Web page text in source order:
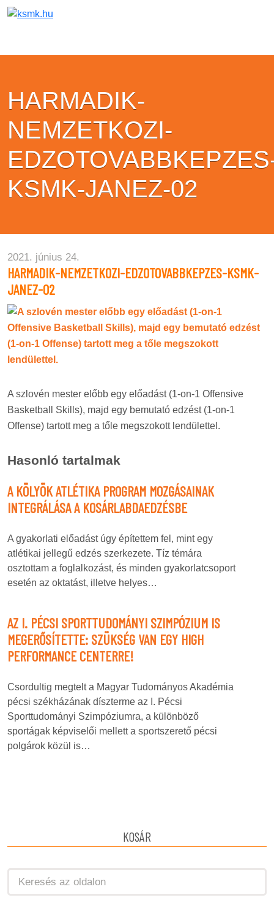
HARMADIK-
NEMZETKOZI-
KSMK-JANEZ-02
2021. június 24.
HARMADIK-NEMZETKOZI-EDZOTOVABBKEPZES-KSMK-
JANEZ-02
A szlovén mester előbb egy előadást (1-on-1 Offensive
Basketball Skills), majd egy bemutató edzést (1-on-1
Offense) tartott meg a tőle megszokott lendülettel.
Hasonló tartalmak
A KÖLYÖK ATLÉTIKA PROGRAM MOZGÁSAINAK
INTEGRÁLÁSA A KOSÁRLABDAEDZÉSBE
A gyakorlati előadást úgy építettem fel, mint egy
atlétikai jellegű edzés szerkezete. Tíz témára
osztottam a foglalkozást, és minden gyakorlatcsoport
esetén az oktatást, illetve helyes…
AZ I. PÉCSI SPORTTUDOMÁNYI SZIMPÓZIUM IS
MEGERŐSÍTETTE: SZÜKSÉG VAN EGY HIGH
PERFORMANCE CENTERRE!
Csordultig megtelt a Magyar Tudományos Akadémia
pécsi székházának díszterme az I. Pécsi
Sporttudományi Szimpóziumra, a különböző
sportágak képviselői mellett a sportszerető pécsi
polgárok közül is…
KOSÁR